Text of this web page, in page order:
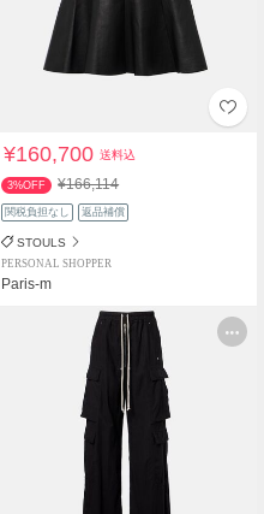
¥160,700送料込
3%OFF ¥166,114
関税負担なし 返品補償
STOULS
PERSONAL SHOPPER
Paris-m